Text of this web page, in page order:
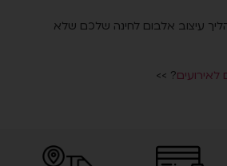
עיצוב אלבום לחינה שלכם שלא
לאירועים? >>